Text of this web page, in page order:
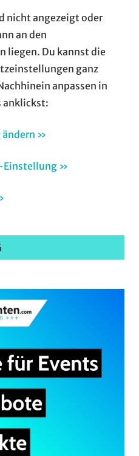
nicht angezeigt oder
an den
liegen. Du kannst die
ganz
anpassen in
anklickst:
»
Einstellung »